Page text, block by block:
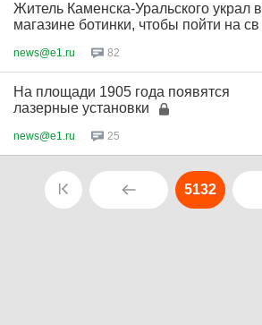
Житель Каменска-Уральского украл в
магазине ботинки, чтобы пойти на св
news@e1.ru 82
На площади 1905 года появятся
лазерные установки
news@e1.ru 25
5132